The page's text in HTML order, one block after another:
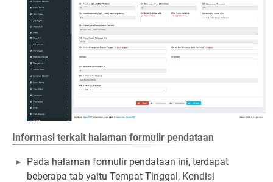
Informasi terkait halaman formulir pendataan
Pada halaman formulir pendataan ini, terdapat
beberapa tab yaitu Tempat Tinggal, Kondisi